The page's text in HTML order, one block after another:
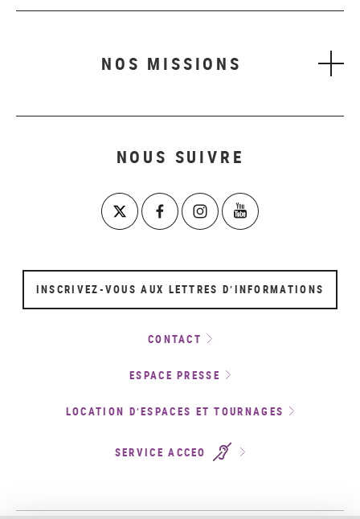
NOS MISSIONS
NOUS SUIVRE
INSCRIVEZ-VOUS AUX LETTRES D’INFORMATIONS
CONTACT
ESPACE PRESSE
LOCATION D’ESPACES ET TOURNAGES
SERVICE ACCEO